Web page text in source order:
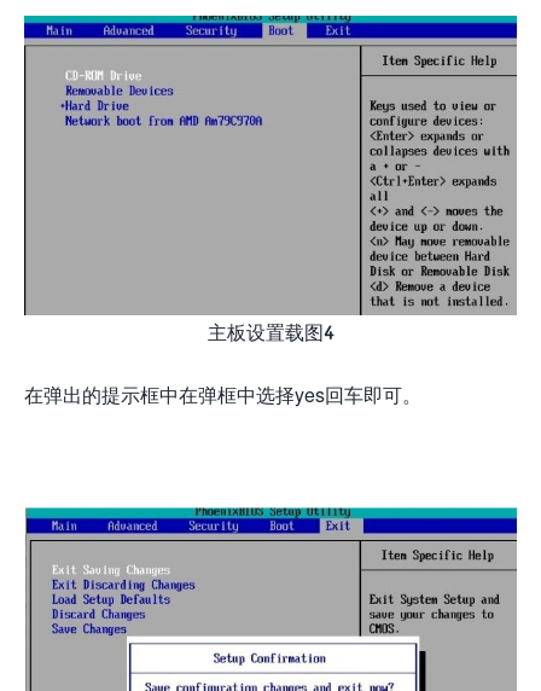
主板设置载图4
在弹出的提示框中在弹框中选择yes回车即可。